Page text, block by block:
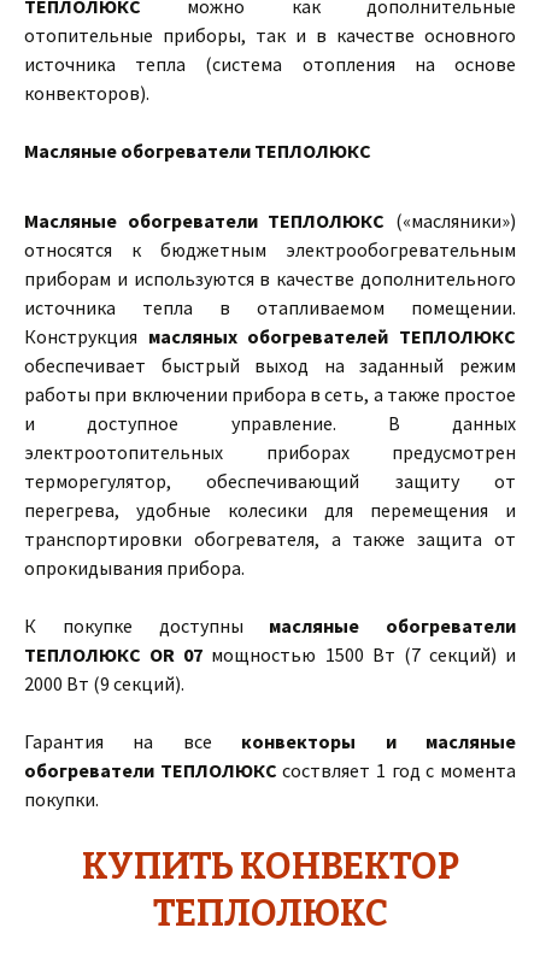
ТЕПЛОЛЮКС можно как дополнительные
отопительные приборы, так и в качестве основного
источника тепла (система отопления на основе
конвекторов).
Масляные обогреватели ТЕПЛОЛЮКС
Масляные обогреватели ТЕПЛОЛЮКС («масляники»)
относятся к бюджетным электрообогревательным
приборам и используются в качестве дополнительного
источника тепла в отапливаемом помещении.
Конструкция масляных обогревателей ТЕПЛОЛЮКС
обеспечивает быстрый выход на заданный режим
работы при включении прибора в сеть, а также простое
и доступное управление. В данных
электроотопительных приборах предусмотрен
терморегулятор, обеспечивающий защиту от
перегрева, удобные колесики для перемещения и
транспортировки обогревателя, а также защита от
опрокидывания прибора.
К покупке доступны масляные обогреватели
ТЕПЛОЛЮКС OR 07 мощностью 1500 Вт (7 секций) и
2000 Вт (9 секций).
Гарантия на все конвекторы и масляные
обогреватели ТЕПЛОЛЮКС соствляет 1 год с момента
покупки.
КУПИТЬ КОНВЕКТОР
ТЕПЛОЛЮКС